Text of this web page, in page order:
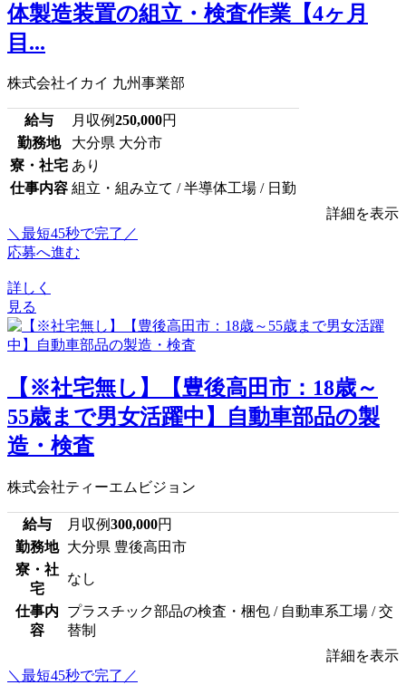
体製造装置の組立・検査作業【4ヶ月
目...
株式会社イカイ 九州事業部
給与 月収例250,000円
勤務地
大分県 大分市
寮・社宅 あり
仕事内容 組立・組み立て / 半導体工場 / 日勤
詳細を表示
＼最短45秒で完了／
応募へ進む
詳しく
見る
【※社宅無し】【豊後高田市：18歳～
55歳まで男女活躍中】自動車部品の製
造・検査
株式会社ティーエムビジョン
給与 月収例300,000円
勤務地
大分県 豊後高田市
寮・社
宅
なし
仕事内
容
プラスチック部品の検査・梱包 / 自動車系工場 / 交
替制
詳細を表示
＼最短45秒で完了／